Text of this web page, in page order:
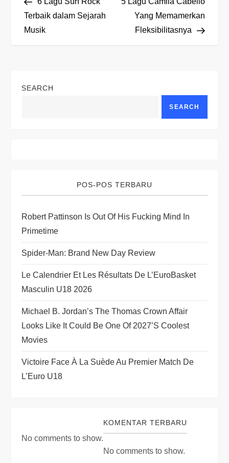
o
s
n
t
i
o
n
Terbaik dalam Sejarah
Musik
Yang Memamerkan
Fleksibilitasnya
SEARCH
SEARCH
POS-POS TERBARU
Robert Pattinson Is Out Of His Fucking Mind In
Primetime
Spider-Man: Brand New Day Review
Le Calendrier Et Les Résultats De L’EuroBasket
Masculin U18 2026
Michael B. Jordan’s The Thomas Crown Affair
Looks Like It Could Be One Of 2027’s Coolest
Movies
Victoire Face À La Suède Au Premier Match De
L’Euro U18
No comments to show.
KOMENTAR TERBARU
No comments to show.